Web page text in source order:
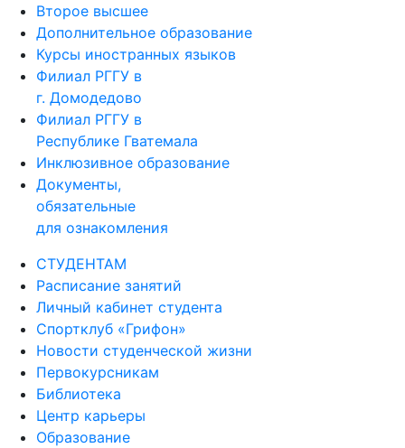
Второе высшее
Дополнительное образование
Курсы иностранных языков
Филиал РГГУ в
г. Домодедово
Филиал РГГУ в
Республике Гватемала
Инклюзивное образование
Документы,
обязательные
для ознакомления
СТУДЕНТАМ
Расписание занятий
Личный кабинет студента
Спортклуб «Грифон»
Новости студенческой жизни
Первокурсникам
Библиотека
Центр карьеры
Образование